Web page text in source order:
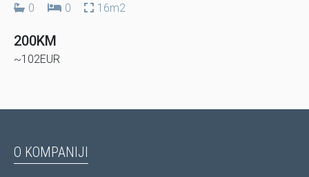
0 0 16m2
200KM
~102EUR
O KOMPANIJI